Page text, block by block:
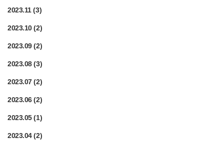
2023.11(3)
2023.10(2)
2023.09(2)
2023.08(3)
2023.07(2)
2023.06(2)
2023.05(1)
2023.04(2)